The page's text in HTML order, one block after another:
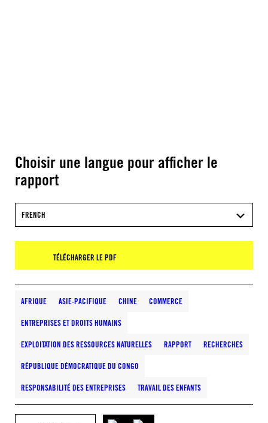
Choisir une langue pour afficher le
rapport
FRENCH
TÉLÉCHARGER LE PDF
AFRIQUE ASIE-PACIFIQUE CHINE COMMERCE
ENTREPRISES ET DROITS HUMAINS
EXPLOITATION DES RESSOURCES NATURELLES RAPPORT RECHERCHES
RÉPUBLIQUE DÉMOCRATIQUE DU CONGO
RESPONSABILITÉ DES ENTREPRISES TRAVAIL DES ENFANTS